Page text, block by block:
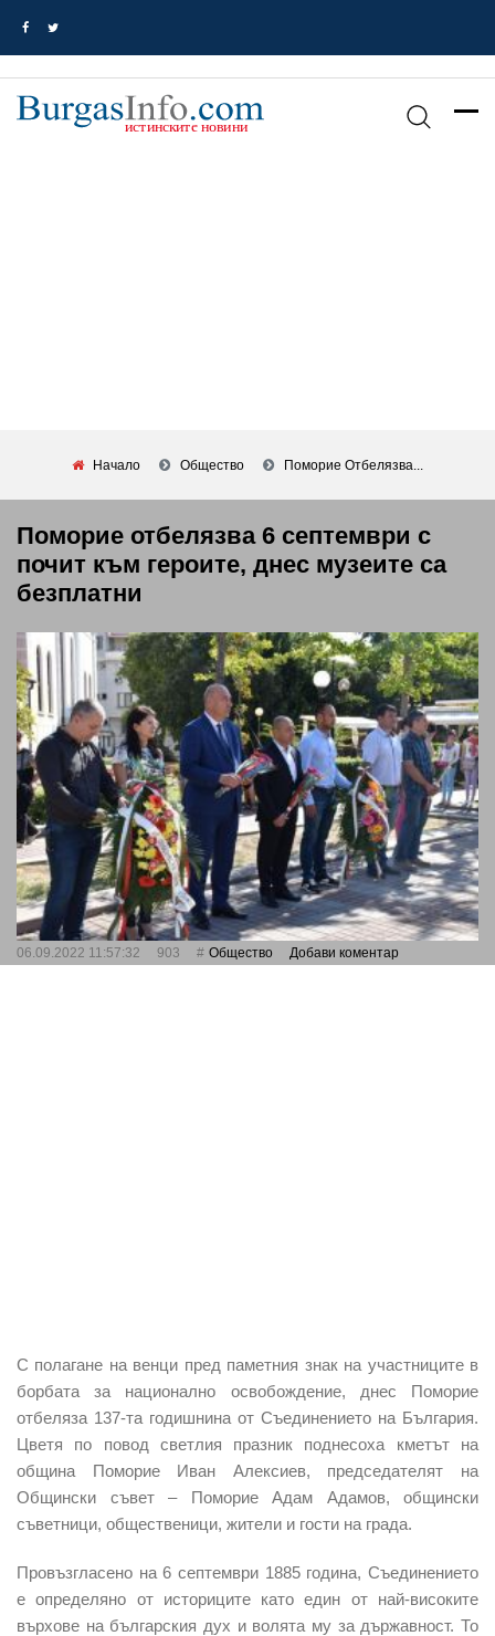
Начало Общество Поморие Отбелязва...
Поморие отбелязва 6 септември с
почит към героите, днес музеите са
безплатни
06.09.2022 11:57:32 903 Общество Добави коментар
С полагане на венци пред паметния знак на участниците в
борбата за национално освобождение, днес Поморие
отбеляза 137-та годишнина от Съединението на България.
Цветя по повод светлия празник поднесоха кметът на
община Поморие Иван Алексиев, председателят на
Общински съвет – Поморие Адам Адамов, общински
съветници, общественици, жители и гости на града.
Провъзгласено на 6 септември 1885 година, Съединението
е определяно от историците като един от най-високите
върхове на българския дух и волята му за държавност. То